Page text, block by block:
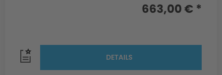
663,00 € *
DETAILS